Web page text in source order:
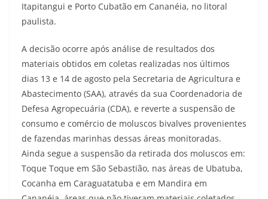
Itapitangui e Porto Cubatão em Cananéia, no litoral
paulista.
A decisão ocorre após análise de resultados dos
materiais obtidos em coletas realizadas nos últimos
dias 13 e 14 de agosto pela Secretaria de Agricultura e
Abastecimento (SAA), através da sua Coordenadoria de
Defesa Agropecuária (CDA), e reverte a suspensão de
consumo e comércio de moluscos bivalves provenientes
de fazendas marinhas dessas áreas monitoradas.
Ainda segue a suspensão da retirada dos moluscos em:
Toque Toque em São Sebastião, nas áreas de Ubatuba,
Cocanha em Caraguatatuba e em Mandira em